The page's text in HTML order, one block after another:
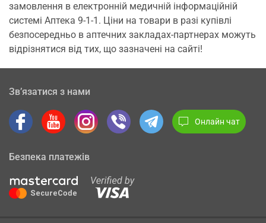
замовлення в електронній медичній інформаційній
системі Аптека 9-1-1. Ціни на товари в разі купівлі
безпосередньо в аптечних закладах-партнерах можуть
відрізнятися від тих, що зазначені на сайті!
Зв’язатися з нами
Онлайн чат
Безпека платежів